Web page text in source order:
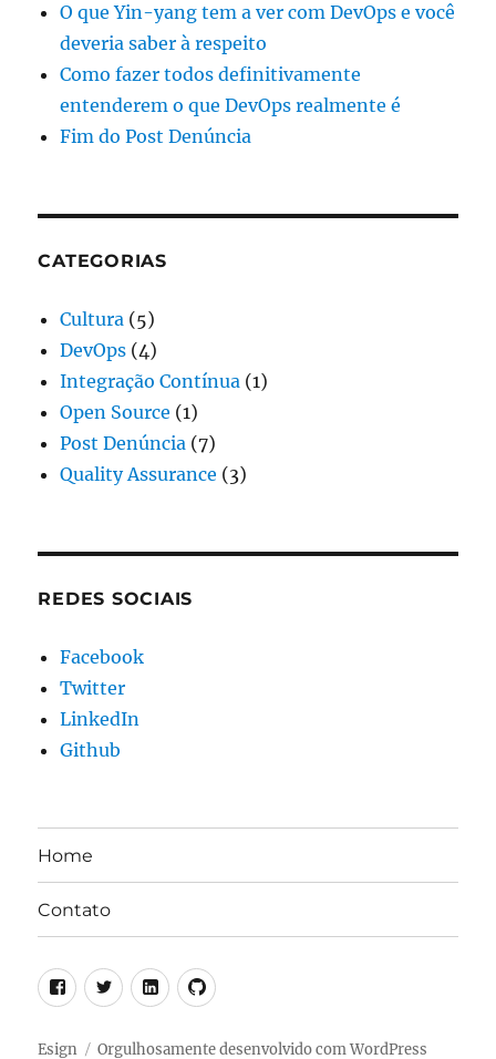
O que Yin-yang tem a ver com DevOps e você
deveria saber à respeito
Como fazer todos definitivamente
entenderem o que DevOps realmente é
Fim do Post Denúncia
CATEGORIAS
Cultura (5)
DevOps (4)
Integração Contínua (1)
Open Source (1)
Post Denúncia (7)
Quality Assurance (3)
REDES SOCIAIS
Facebook
Twitter
LinkedIn
Github
Home
Contato
Facebook
TwitterLinkedInGithub
Esign Orgulhosamente desenvolvido com WordPress